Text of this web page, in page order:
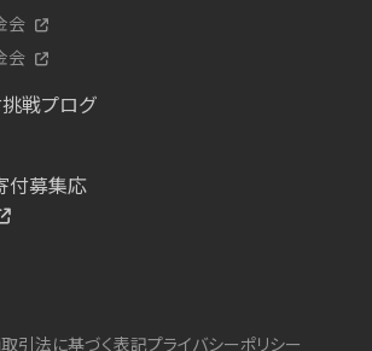
会
会
戦プログ
付募集応
引法に基づく表記プライバシーポリシー